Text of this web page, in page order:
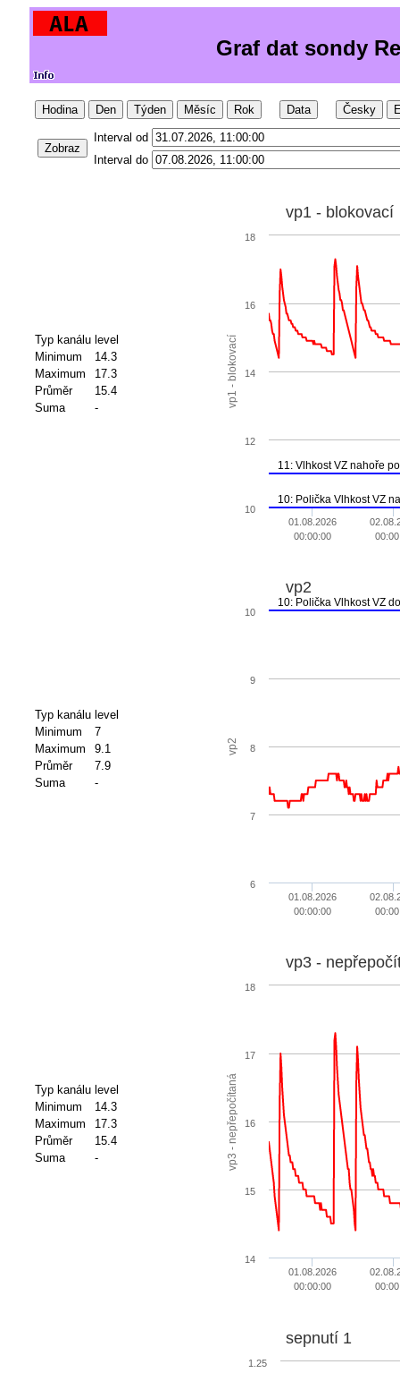
Graf dat sondy
Hodina Den Týden Měsíc Rok Data Česky
Zobraz
Interval od
Interval do
Typ kanálu level
Minimum
14.3
Maximum
17.3
Průměr
15.4
Suma
- vp1 - blokovací
vp1 - blokovací
11: Vlhkost VZ nahoře
10: Polička Vlhkost VZ
01.08.2026
00:00:00
14
16
18
10
12
Typ kanálu level
Minimum
7
Maximum
9.1
Průměr
7.9
Suma
-
vp2
vp2
10: Polička Vlhkost VZ
01.08.2026
00:00:00
7
8
9
6
10
Typ kanálu level
Minimum
14.3
Maximum
17.3
Průměr
15.4
Suma
- vp3 - nepřepočítaná
vp3 -
01.08.2026
00:00:00
14
15
16
17
18
sepnutí 1
1.25